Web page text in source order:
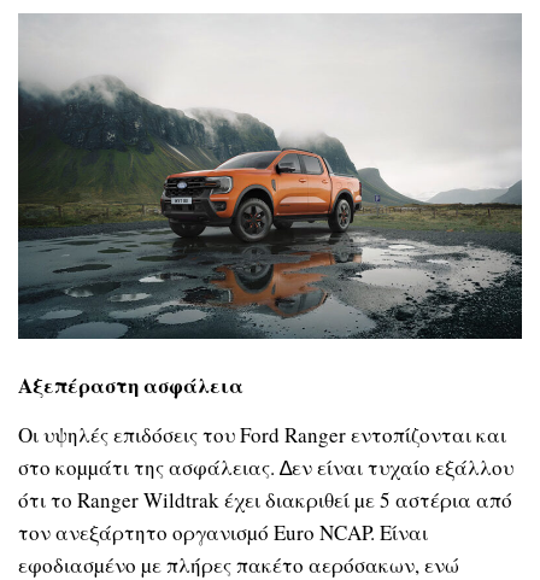
Αξεπέραστη ασφάλεια
Οι υψηλές επιδόσεις του Ford Ranger εντοπίζονται και
στο κοµµάτι της ασφάλειας. ∆εν είναι τυχαίο εξάλλου
ότι το Ranger Wildtrak έχει διακριθεί µε 5 αστέρια από
τον ανεξάρτητο οργανισµό Euro NCAP. Είναι
εφοδιασµένο µε πλήρες πακέτο αερόσακων, ενώ